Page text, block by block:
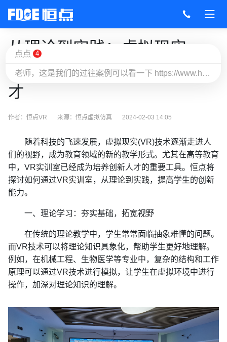
从理论到实践：虚拟现实
(VR)实训室如何培养创新人
才
作者：恒点VR 来源： 恒点虚拟仿真 2024-02-03 14:05
随着科技的飞速发展，虚拟现实(VR)技术逐渐走进人
们的视野，成为教育领域的新的教学形式。尤其在高等教育
中，VR实训室已经成为培养创新人才的重要工具。恒点将
探讨如何通过VR实训室，从理论到实践，提高学生的创新
能力。
一、理论学习：夯实基础，拓宽视野
在传统的理论教学中，学生常常面临抽象难懂的问题。
而VR技术可以将理论知识具象化，帮助学生更好地理解。
例如，在机械工程、生物医学等专业中，复杂的结构和工作
原理可以通过VR技术进行模拟，让学生在虚拟环境中进行
操作，加深对理论知识的理解。
点点 4
老师，这是我们的过往案例可以看一下 https://www.hdvrar.com/#custom